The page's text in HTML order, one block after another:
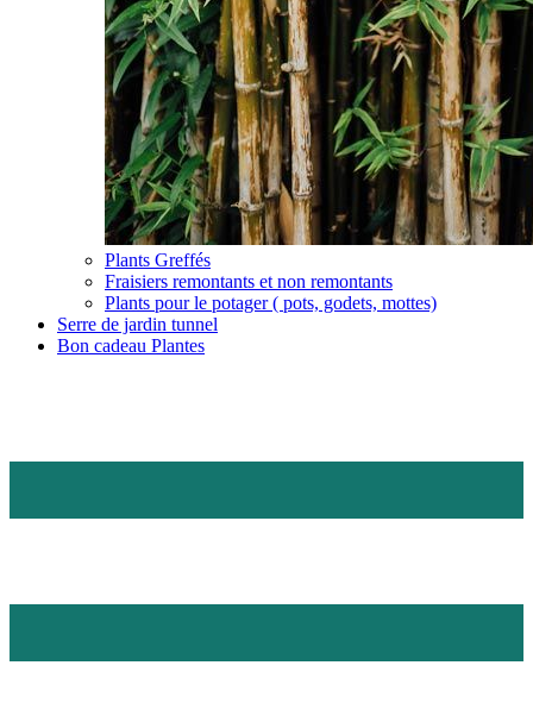
Plants Greffés
Fraisiers remontants et non remontants
Plants pour le potager ( pots, godets, mottes)
Serre de jardin tunnel
Bon cadeau Plantes